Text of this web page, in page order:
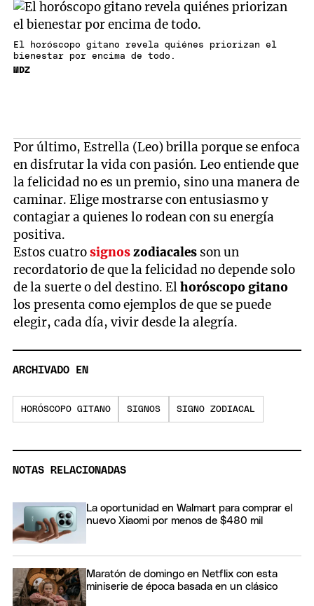
El horóscopo gitano revela quiénes priorizan el
bienestar por encima de todo.
MDZ
Por último, Estrella (Leo) brilla porque se enfoca
en disfrutar la vida con pasión. Leo entiende que
la felicidad no es un premio, sino una manera de
caminar. Elige mostrarse con entusiasmo y
contagiar a quienes lo rodean con su energía
positiva.
Estos cuatrosignoszodiacales son un
recordatorio de que la felicidad no depende solo
de la suerte o del destino. Elhoróscopo gitano
los presenta como ejemplos de que se puede
elegir, cada día, vivir desde la alegría.
ARCHIVADO EN
HORÓSCOPO GITANO SIGNOS SIGNO ZODIACAL
NOTAS RELACIONADAS
La oportunidad en Walmart para comprar el
nuevo Xiaomi por menos de $480 mil
Maratón de domingo en Netflix con esta
miniserie de época basada en un clásico